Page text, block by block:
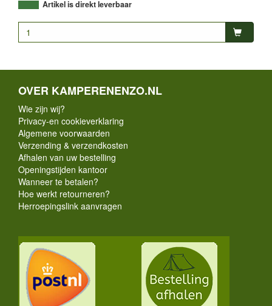
Artikel is direkt leverbaar
OVER KAMPERENENZO.NL
Wie zijn wij?
Privacy-en cookieverklaring
Algemene voorwaarden
Verzending & verzendkosten
Afhalen van uw bestelling
Openingstijden kantoor
Wanneer te betalen?
Hoe werkt retourneren?
Herroepingslink aanvragen